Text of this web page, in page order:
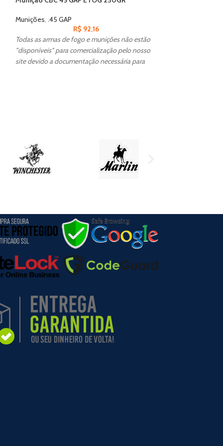
Munições .45 GAP
R$ 92,16
Todas as armas de fogo e munições não estão
"disponíveis" para comercialização pelo nosso
site devido a documentação necessária para